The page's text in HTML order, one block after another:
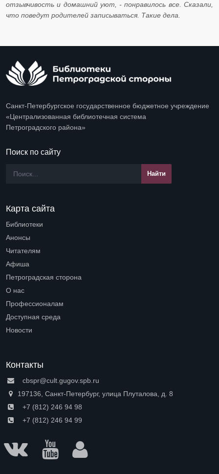
отзывчивость и домашний уют, - понравилось все. Сказали,
что поведут родителей записываться. Такие дела.
Санкт-Петербургское государственное бюджетное учреждение
«Централизованная библиотечная система
Петроградского района»
Поиск по сайту
Карта сайта
Библиотеки
Анонсы
Читателям
Афиша
Петроградская сторона
О нас
Профессионалам
Доступная среда
Новости
Контакты
cbspr@cult.gugov.spb.ru
197136, Санкт-Петербург, улица Плуталова, д. 8
+7 (812) 246 94 98
+7 (812) 246 94 99